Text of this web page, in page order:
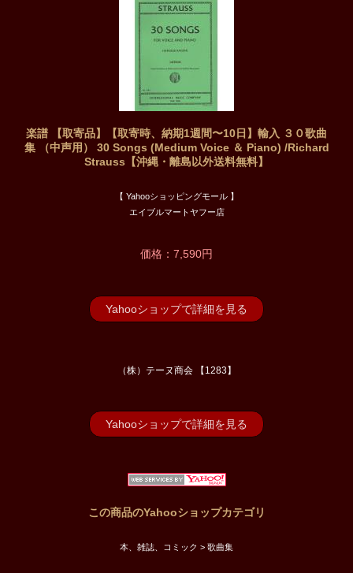
楽譜 【取寄品】【取寄時、納期1週間〜10日】輸入 ３０歌曲
集 （中声用） 30 Songs (Medium Voice ＆ Piano) /Richard
Strauss【沖縄・離島以外送料無料】
【 Yahooショッピングモール 】
エイブルマートヤフー店
価格：7,590円
Yahooショップで詳細を見る
（株）テーヌ商会 【1283】
Yahooショップで詳細を見る
この商品のYahooショップカテゴリ
本、雑誌、コミック > 歌曲集